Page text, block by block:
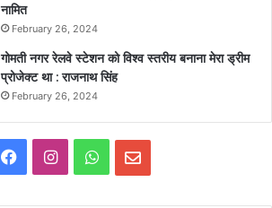
नामित
February 26, 2024
गोमती नगर रेलवे स्टेशन को विश्व स्तरीय बनाना मेरा ड्रीम
प्रोजेक्ट था : राजनाथ सिंह
February 26, 2024
I
W